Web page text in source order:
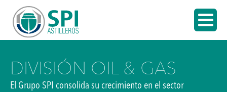
DIVISIÓN OIL & GAS
El Grupo SPI consolida su crecimiento en el sector